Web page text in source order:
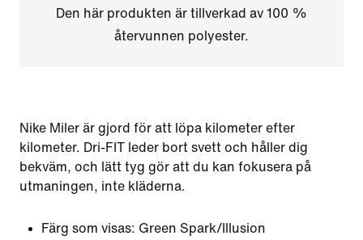
Den här produkten är tillverkad av 100 %
återvunnen polyester.
Nike Miler är gjord för att löpa kilometer efter
kilometer. Dri-FIT leder bort svett och håller dig
bekväm, och lätt tyg gör att du kan fokusera på
utmaningen, inte kläderna.
Färg som visas: Green Spark/Illusion